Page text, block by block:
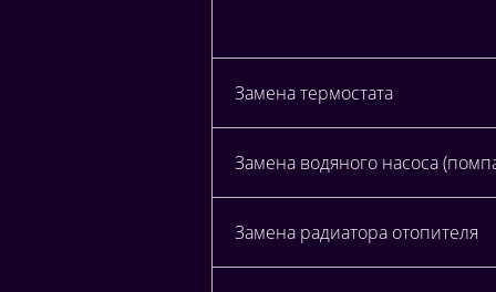
Замена термостата
Замена водяного насоса
Замена радиатора отопителя